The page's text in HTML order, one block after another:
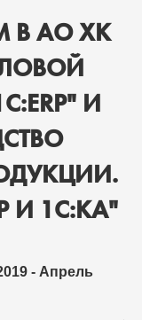
В АО ХК
И
И 1C:КА"
- Апрель